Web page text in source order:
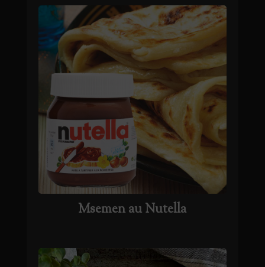
Msemen au Nutella